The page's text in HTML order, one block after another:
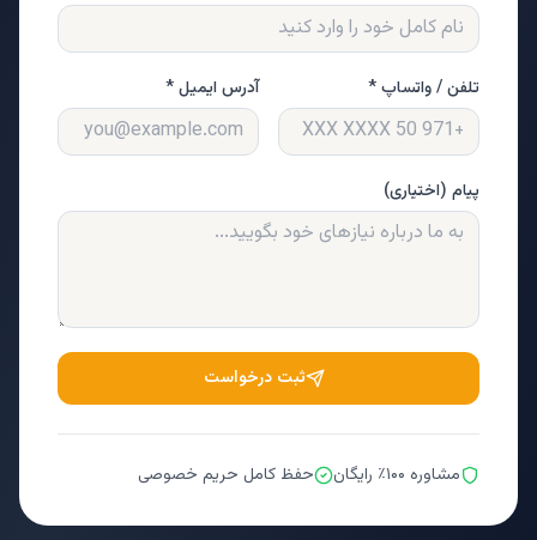
تلفن / واتساپ * آدرس ایمیل *
پیام (اختیاری)
ثبت درخواست
مشاوره ۱۰۰٪ رایگان حفظ کامل حریم خصوصی